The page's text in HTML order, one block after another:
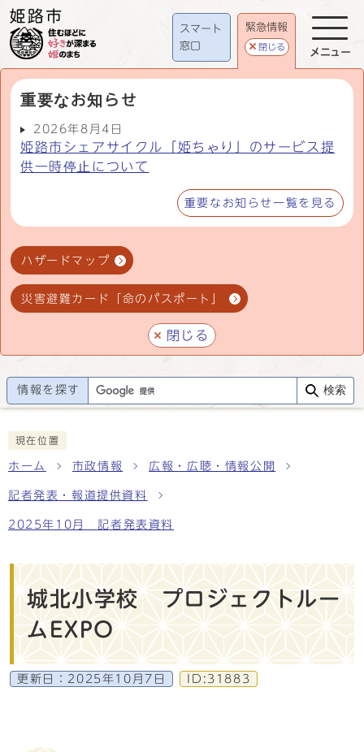
スマート
窓口
緊急情報
閉じる
重要なお知らせ
2026年8月4日
姫路市シェアサイクル「姫ちゃり」のサービス提
供一時停止について
重要なお知らせ一覧を見る
ハザードマップ
災害避難カード「命のパスポート」
閉じる
メニュー
情報を探す 検索
現在位置
ホーム 市政情報 広報・広聴・情報公開
記者発表・報道提供資料
2025年10月 記者発表資料
城北小学校 プロジェクトルー
ムEXPO
更新日： 2025年10月7日 ID:31883